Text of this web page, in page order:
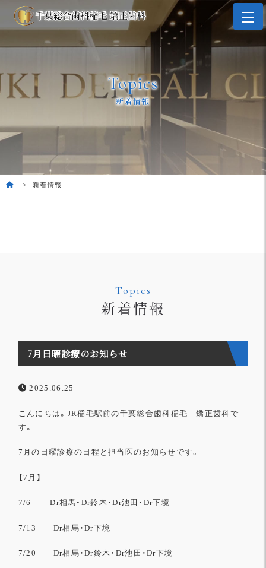
Topics
新着情報
新着情報
Topics
新着情報
7月日曜診療のお知らせ
2025.06.25
こんにちは。JR稲毛駅前の千葉総合歯科稲毛 矯正歯科で
す。
7月の日曜診療の日程と担当医のお知らせです。
【7月】
7/6 Dr相馬・Dr鈴木・Dr池田・Dr下境
7/13 Dr相馬・Dr下境
7/20 Dr相馬・Dr鈴木・Dr池田・Dr下境